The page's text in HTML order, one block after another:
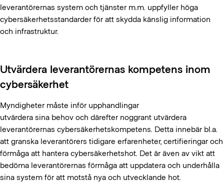
leverantörernas system och tjänster m.m. uppfyller höga
cybersäkerhetsstandarder för att skydda känslig information
och infrastruktur.
Utvärdera leverantörernas kompetens inom
cybersäkerhet
Myndigheter måste inför upphandlingar
utvärdera sina behov och därefter noggrant utvärdera
leverantörernas cybersäkerhetskompetens. Detta innebär bl.a.
att granska leverantörers tidigare erfarenheter, certifieringar och
förmåga att hantera cybersäkerhetshot. Det är även av vikt att
bedöma leverantörernas förmåga att uppdatera och underhålla
sina system för att motstå nya och utvecklande hot.